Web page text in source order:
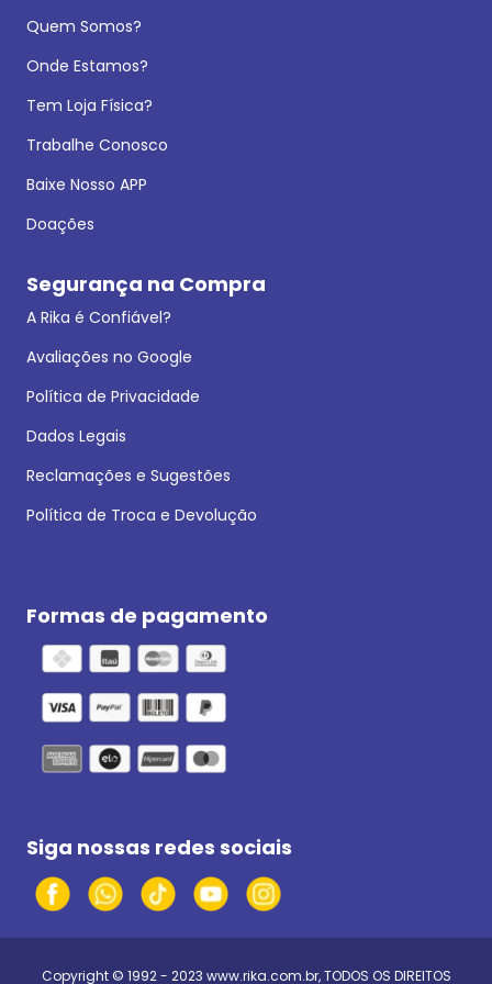
Quem Somos?
Onde Estamos?
Tem Loja Física?
Trabalhe Conosco
Baixe Nosso APP
Doações
Segurança na Compra
A Rika é Confiável?
Avaliações no Google
Política de Privacidade
Dados Legais
Reclamações e Sugestões
Política de Troca e Devolução
Formas de pagamento
Siga nossas redes sociais
Copyright © 1992 - 2023 www.rika.com.br, TODOS OS DIREITOS